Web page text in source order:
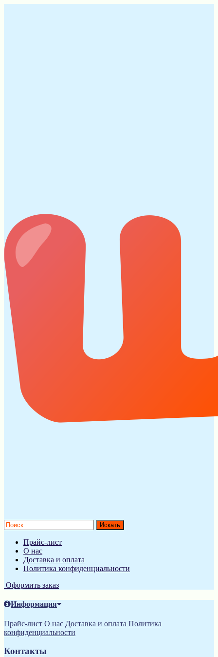
Прайс-лист
О нас
Доставка и оплата
Политика конфиденциальности
Оформить заказ
Информация
Прайс-лист О нас Доставка и оплата Политика
конфиденциальности
Контакты